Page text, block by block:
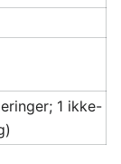
1 ikke-